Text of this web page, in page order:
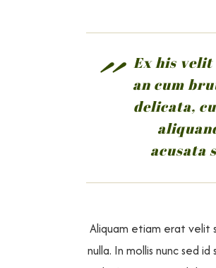
Ex his velit
an cum
delicata,
acusata
Aliquam etiam erat velit
nulla. In mollis nunc sed